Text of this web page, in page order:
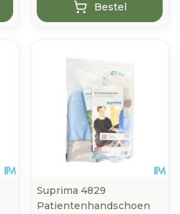
Bestel
Suprima 4829
Patientenhandschoen